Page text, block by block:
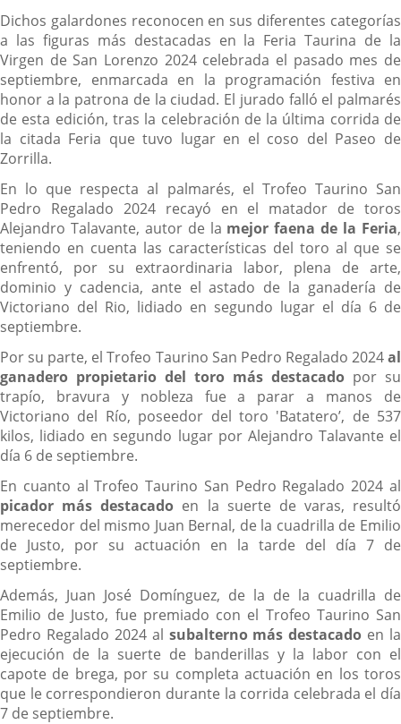
Dichos galardones reconocen en sus diferentes categorías
a las figuras más destacadas en la Feria Taurina de la
Virgen de San Lorenzo 2024 celebrada el pasado mes de
septiembre, enmarcada en la programación festiva en
honor a la patrona de la ciudad. El jurado falló el palmarés
de esta edición, tras la celebración de la última corrida de
la citada Feria que tuvo lugar en el coso del Paseo de
Zorrilla.
En lo que respecta al palmarés, el Trofeo Taurino San
Pedro Regalado 2024 recayó en el matador de toros
Alejandro Talavante, autor de la mejor faena de la Feria,
teniendo en cuenta las características del toro al que se
enfrentó, por su extraordinaria labor, plena de arte,
dominio y cadencia, ante el astado de la ganadería de
Victoriano del Rio, lidiado en segundo lugar el día 6 de
septiembre.
Por su parte, el Trofeo Taurino San Pedro Regalado 2024al
ganadero propietario del toro más destacado por su
trapío, bravura y nobleza fue a parar a manos de
Victoriano del Río, poseedor del toro 'Batatero’, de 537
kilos, lidiado en segundo lugar por Alejandro Talavante el
día 6 de septiembre.
En cuanto al Trofeo Taurino San Pedro Regalado 2024 al
picador más destacado en la suerte de varas, resultó
merecedor del mismo Juan Bernal, de la cuadrilla de Emilio
de Justo, por su actuación en la tarde del día 7 de
septiembre.
Además, Juan José Domínguez, de la de la cuadrilla de
Emilio de Justo, fue premiado con el Trofeo Taurino San
Pedro Regalado 2024 al subalterno más destacado en la
ejecución de la suerte de banderillas y la labor con el
capote de brega, por su completa actuación en los toros
que le correspondieron durante la corrida celebrada el día
7 de septiembre.